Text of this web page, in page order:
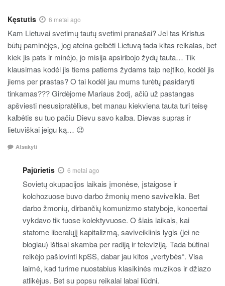
Kęstutis 6 metai ago
Kam Lietuvai svetimų tautų svetimi pranašai? Jei tas Kristus
būtų paminėjęs, jog ateina gelbėti Lietuvą tada kitas reikalas, bet
kiek jis pats ir minėjo, jo misija apsiribojo žydų tauta… Tik
klausimas kodėl jis tiems patiems žydams taip neįtiko, kodėl jis
jiems per prastas? O tai kodėl jau mums turėtų pasidaryti
tinkamas??? Girdėjome Mariaus žodį, ačiū už pastangas
apšviesti nesusipratėlius, bet manau kiekviena tauta turi teisę
kalbėtis su tuo pačiu Dievu savo kalba. Dievas supras ir
lietuviškai jeigu ką… 😉
Atsakyti
Pajūrietis 6 metai ago
Sovietų okupacijos laikais įmonėse, įstaigose ir
kolchozuose buvo darbo žmonių meno saviveikla. Bet
darbo žmonių, dirbančių komunizmo statyboje, koncertai
vykdavo tik tuose kolektyvuose. O šiais laikais, kai
statome liberalųjį kapitalizmą, saviveiklinis lygis (jei ne
blogiau) ištisai skamba per radiją ir televiziją. Tada būtinai
reikėjo pašlovinti kpSS, dabar jau kitos „vertybės“. Visa
laimė, kad turime nuostabius klasikinės muzikos ir džiazo
atlikėjus. Bet su popsu reikalai labai liūdni.